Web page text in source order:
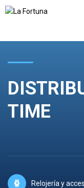
TIME
Relojería y